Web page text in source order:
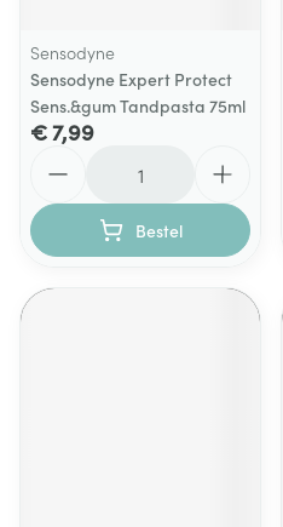
Sensodyne
Sensodyne Expert Protect
Sens.&gum Tandpasta 75ml
€ 7,99
Bestel